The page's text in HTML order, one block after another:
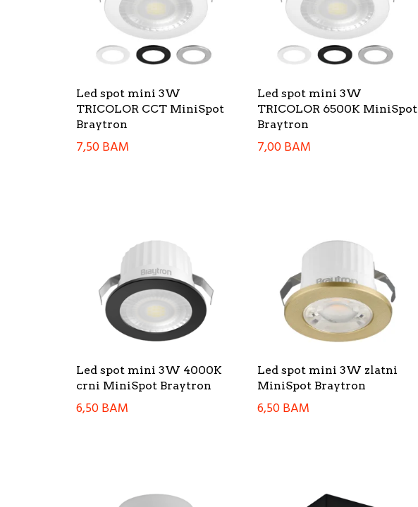
Led spot mini 3W
TRICOLOR CCT MiniSpot
Braytron
7,50BAM
Led spot mini 3W
TRICOLOR 6500K MiniSpot
Braytron
7,00BAM
Led spot mini 3W 4000K
crni MiniSpot Braytron
6,50BAM
Led spot mini 3W zlatni
MiniSpot Braytron
6,50BAM